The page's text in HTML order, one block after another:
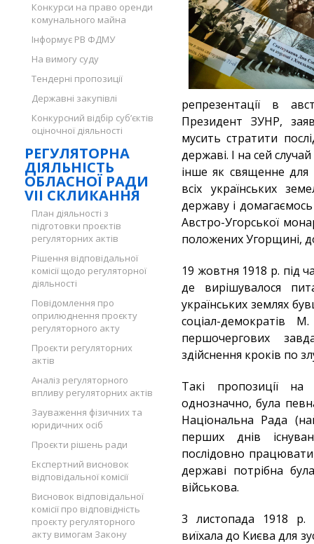
Конкурси на право оренди
комунального майна
Інформує РВ ФДМУ
На вимогу суду
Тендерні пропозиції
Державні закупівлі
Конкурсний відбір суб’єктів
оціночної діяльності
РЕГУЛЯТОРНА
ДІЯЛЬНІСТЬ
ОБЛАСНОЇ РАДИ
VII СКЛИКАННЯ
План діяльності з
підготовки проєктів
регуляторних актів
Рішення відповідальної
комісії щодо регуляторної
діяльності
Повідомлення про
оприлюднення проєкту
регуляторного акту
Проєкти регуляторних
актів
Аналіз регуляторного
впливу регуляторних актів
Зауваження фізичних та
юридичних осіб
Проєкти рішень ради
Експертний висновок
відповідальної комісії
Висновок відповідальної
комісії про відповідність
проєкту регуляторного
акту вимогам Закону
репрезентації в
Президент ЗУНР,
мусить стратити
державі. І на сей
інше як священне
всіх українських
державу і
Австро-Угорської
положених Угорщині,
19 жовтня 1918 р. під
де вирішувалося
українських землях
соціал-
першочергових
здійснення кроків по
Такі пропозиції
однозначно, була
Національна Рада
перших днів
послідовно
державі потрібна
військова.
3 листопада 1918 р.
виїхала до Києва для